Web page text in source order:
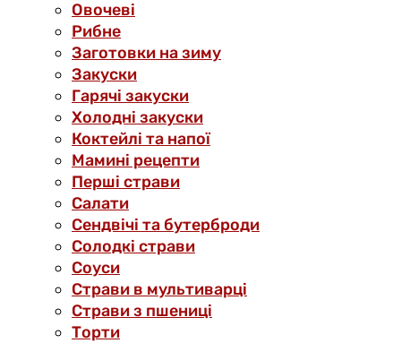
Овочеві
Рибне
Заготовки на зиму
Закуски
Гарячі закуски
Холодні закуски
Коктейлі та напої
Мамині рецепти
Перші страви
Салати
Сендвічі та бутерброди
Солодкі страви
Соуси
Страви в мультиварці
Страви з пшениці
Торти